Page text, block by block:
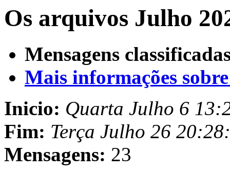
Os arquivos Julho
Mensagens
Mais informações
Inicio: Quarta Julho 6
Fim: Terça Julho 26
Mensagens: 23